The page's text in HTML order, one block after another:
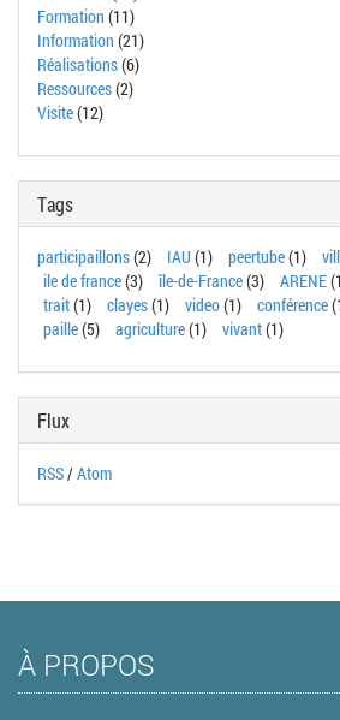
Formation (11)
Information (21)
Réalisations(6)
Ressources(2)
Visite(12)
Tags
participaillons(2) IAU(1) peertube(1)
ile de france(3) île-de-France(3) ARENE
trait(1) clayes(1) video(1) conférence
paille(5) agriculture(1) vivant(1)
Flux
RSS/Atom
À PROPOS